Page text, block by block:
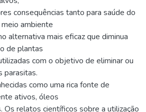
consequências tanto para saúde do
ambiente
alternativa mais eficaz que diminua
de plantas
com o objetivo de eliminar ou
parasitas.
como uma rica fonte de
ativos, óleos
Os relatos científicos sobre a utilização